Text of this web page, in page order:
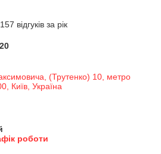
відгуків за рік
(Трутенко) 10, метро
Київ, Україна
роботи